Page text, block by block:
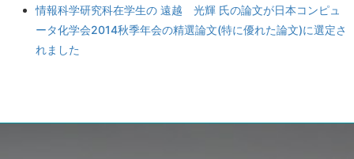
情報科学研究科在学生の 遠越 光輝 氏の論文が日本コンピュ
ータ化学会2014秋季年会の精選論文(特に優れた論文)に選定さ
れました